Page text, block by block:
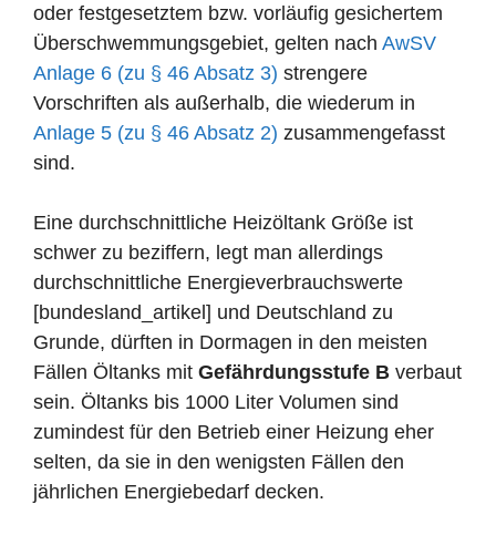
oder festgesetztem bzw. vorläufig gesichertem
Überschwemmungsgebiet, gelten nach AwSV
Anlage 6 (zu § 46 Absatz 3) strengere
Vorschriften als außerhalb, die wiederum in
Anlage 5 (zu § 46 Absatz 2) zusammengefasst
sind.
Eine durchschnittliche Heizöltank Größe ist
schwer zu beziffern, legt man allerdings
durchschnittliche Energieverbrauchswerte
[bundesland_artikel] und Deutschland zu
Grunde, dürften in Dormagen in den meisten
Fällen Öltanks mit Gefährdungsstufe B verbaut
sein. Öltanks bis 1000 Liter Volumen sind
zumindest für den Betrieb einer Heizung eher
selten, da sie in den wenigsten Fällen den
jährlichen Energiebedarf decken.